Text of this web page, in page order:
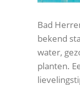
Bad
bekend
water,
planten.